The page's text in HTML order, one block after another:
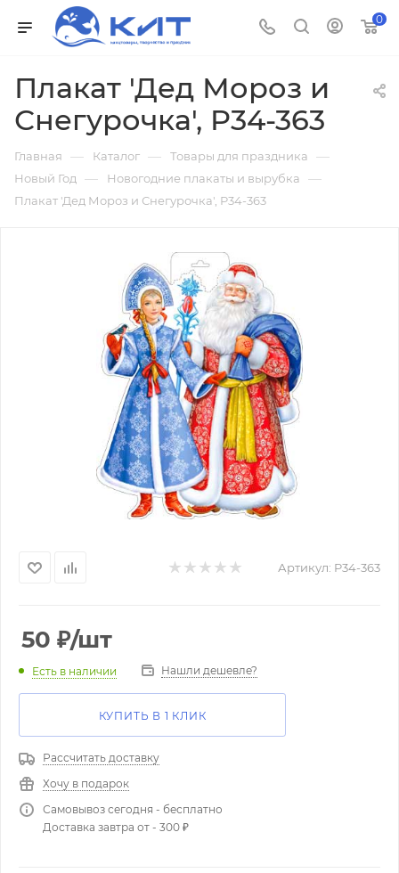
0
Плакат 'Дед Мороз и
Снегурочка', P34-363
Главная — Каталог — Товары для праздника —
Новый Год — Новогодние плакаты и вырубка —
Плакат 'Дед Мороз и Снегурочка', P34-363
Артикул: P34-363
50 ₽/шт
Есть в наличии Нашли дешевле?
КУПИТЬ В 1 КЛИК
Рассчитать доставку
Хочу в подарок
Самовывоз сегодня - бесплатно
Доставка завтра от - 300 ₽